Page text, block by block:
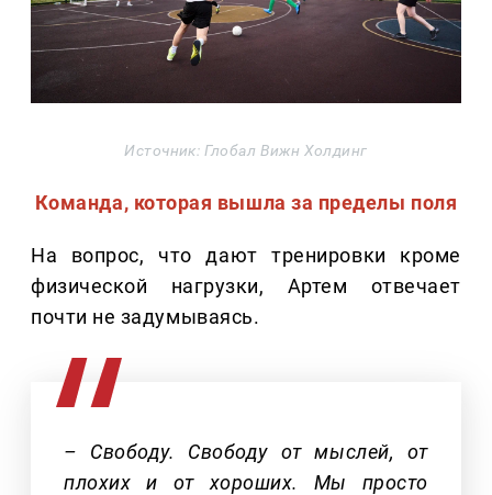
Источник: Глобал Вижн Холдинг
Команда, которая вышла за пределы поля
На вопрос, что дают тренировки кроме
физической нагрузки, Артем отвечает
почти не задумываясь.
– Свободу. Свободу от мыслей, от
плохих и от хороших. Мы просто